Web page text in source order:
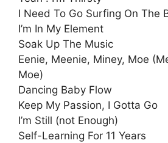
I Need To Go Surfing On The
I’m In My Element
Soak Up The Music
Eenie, Meenie, Miney, Moe
Moe)
Dancing Baby Flow
Keep My Passion, I Gotta Go
I’m Still (not Enough)
Self-Learning For 11 Years